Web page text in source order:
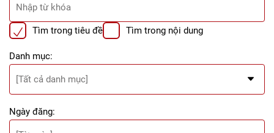
Tìm trong tiêu đề Tìm trong nội dung
Danh mục:
Ngày đăng: